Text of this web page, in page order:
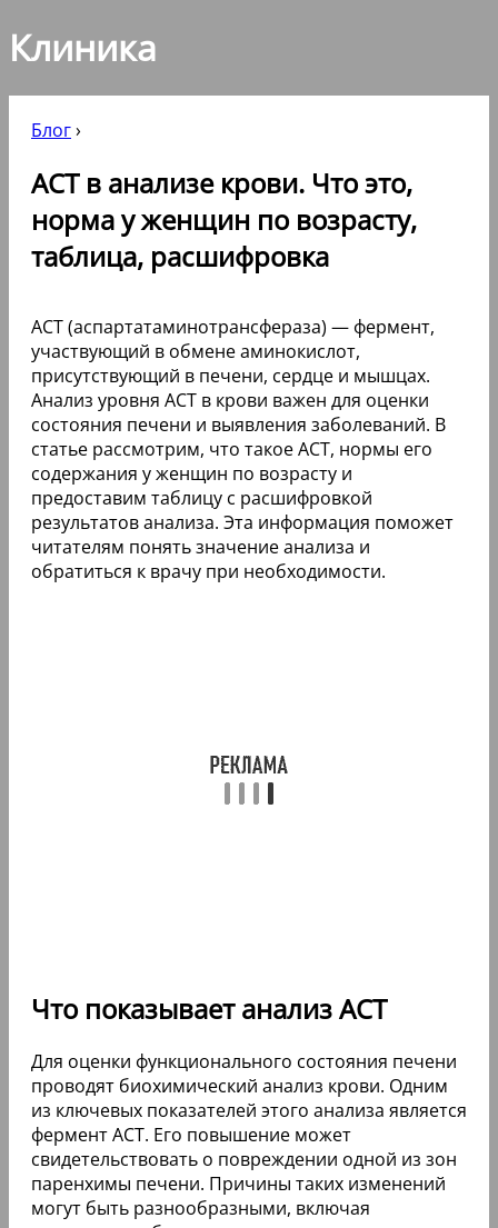
Клиника
Блог›
АСТ в анализе крови. Что это,
норма у женщин по возрасту,
таблица, расшифровка
АСТ (аспартатаминотрансфераза) — фермент,
участвующий в обмене аминокислот,
присутствующий в печени, сердце и мышцах.
Анализ уровня АСТ в крови важен для оценки
состояния печени и выявления заболеваний. В
статье рассмотрим, что такое АСТ, нормы его
содержания у женщин по возрасту и
предоставим таблицу с расшифровкой
результатов анализа. Эта информация поможет
читателям понять значение анализа и
обратиться к врачу при необходимости.
Что показывает анализ АСТ
Для оценки функционального состояния печени
проводят биохимический анализ крови. Одним
из ключевых показателей этого анализа является
фермент АСТ. Его повышение может
свидетельствовать о повреждении одной из зон
паренхимы печени. Причины таких изменений
могут быть разнообразными, включая